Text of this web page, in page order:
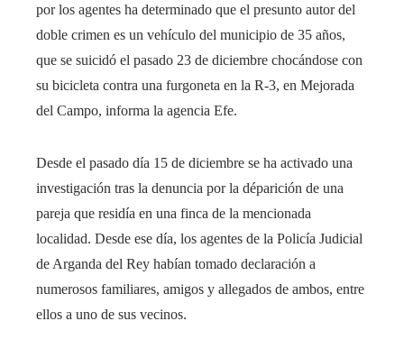
por los agentes ha determinado que el presunto autor del
doble crimen es un vehículo del municipio de 35 años,
que se suicidó el pasado 23 de diciembre chocándose con
su bicicleta contra una furgoneta en la R-3, en Mejorada
del Campo, informa la agencia Efe.
Desde el pasado día 15 de diciembre se ha activado una
investigación tras la denuncia por la déparición de una
pareja que residía en una finca de la mencionada
localidad. Desde ese día, los agentes de la Policía Judicial
de Arganda del Rey habían tomado declaración a
numerosos familiares, amigos y allegados de ambos, entre
ellos a uno de sus vecinos.